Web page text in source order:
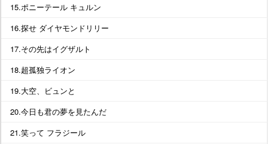
15.ポニーテール キュルン
16.探せ ダイヤモンドリリー
17.その先はイグザルト
18.超孤独ライオン
19.大空、ビュンと
20.今日も君の夢を見たんだ
21.笑って フラジール